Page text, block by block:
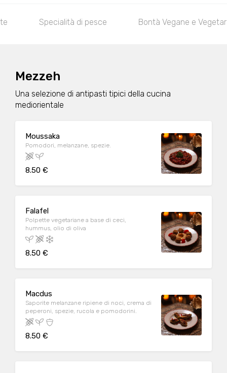
Specialità di pesce Bontà Vegane e
Mezzeh
Una selezione di antipasti tipici della cucina
mediorientale
Moussaka
Pomodori, melanzane, spezie.
8.50 €
Falafel
Polpette vegetariane a base di ceci,
hummus, olio di oliva
8.50 €
Macdus
Saporite melanzane ripiene di noci, crema di
peperoni, spezie, rucola e pomodorini.
8.50 €